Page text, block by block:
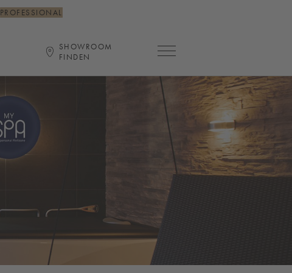
PROFESSIONAL
SHOWROOM
FINDEN
Hauptnavigation öffnen